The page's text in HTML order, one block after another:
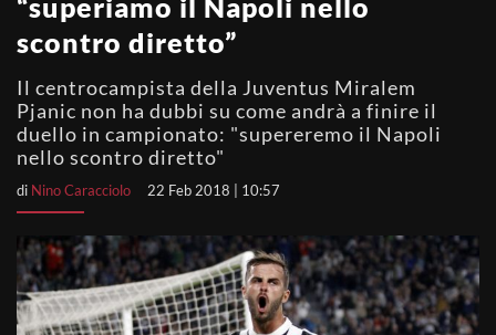
“superiamo il Napoli nello
scontro diretto”
Il centrocampista della Juventus Miralem
Pjanic non ha dubbi su come andrà a finire il
duello in campionato: "supereremo il Napoli
nello scontro diretto"
di Nino Caracciolo 22 Feb 2018 | 10:57